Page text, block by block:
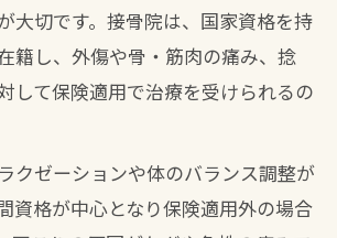
大切です。接骨院は、国家資格を持
籍し、外傷や骨・筋肉の痛み、捻
して保険適用で治療を受けられるの
クゼーションや体のバランス調整が
資格が中心となり保険適用外の場合